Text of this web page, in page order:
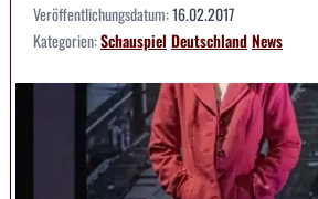
Veröffentlichungsdatum:16.02.2017
Kategorien:Schauspiel DeutschlandNews